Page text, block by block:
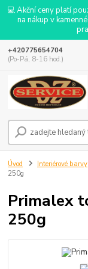
💻 Akční ceny platí
na nákup v
+420775654704
(Po-Pá, 8-16 hod.)
Úvod Interiérové barvy
250g
Primalex
250g